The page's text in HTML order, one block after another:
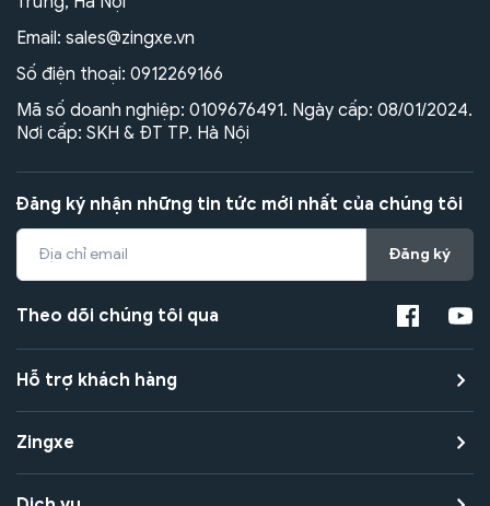
Email: sales@zingxe.vn
Số điện thoại: 0912269166
Mã số doanh nghiệp: 0109676491. Ngày cấp: 08/01/2024.
Nơi cấp: SKH & ĐT TP. Hà Nội
Đăng ký nhận những tin tức mới nhất của chúng tôi
Đăng ký
Theo dõi chúng tôi qua
Hỗ trợ khách hàng
Zingxe